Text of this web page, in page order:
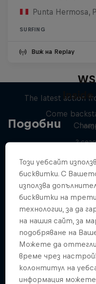
Punta Hermosa,
SURFING
Виж на Replay
Подобни
The latest action
1
Come
2
Този уебсайт
бисквитки. С
използва
бисквитки на
технологии, за да
на нашия сайт, за
подобряване на
Можете да
време чрез
колонтитул на
информация